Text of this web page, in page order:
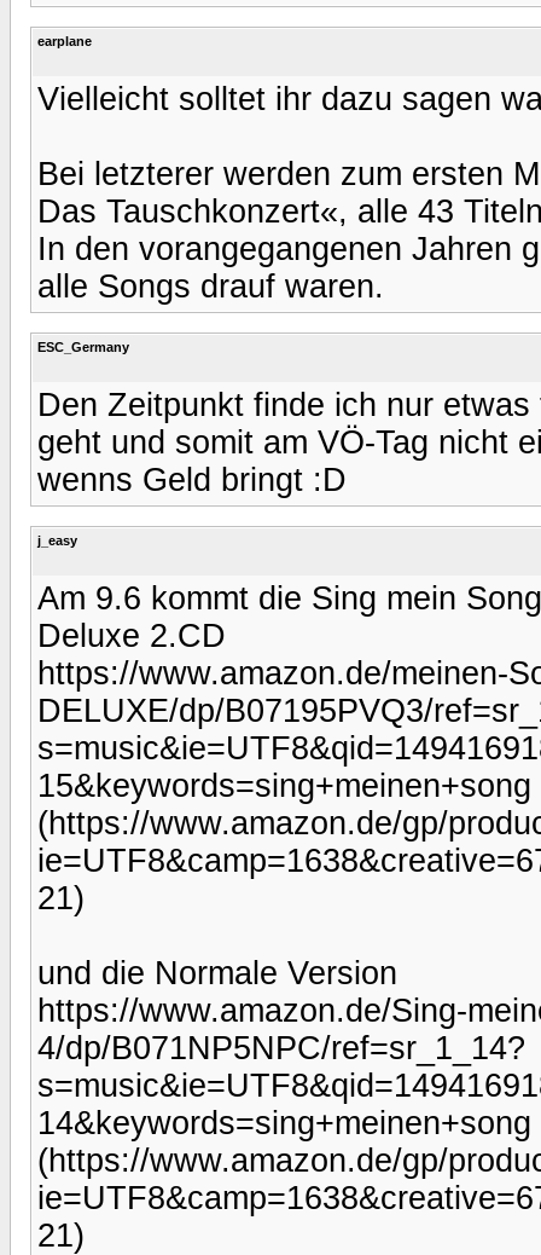
earplane
Vielleicht solltet ihr dazu sagen
Bei letzterer werden zum ersten
Das Tauschkonzert«, alle 43
In den vorangegangenen Jahren
alle Songs drauf waren.
ESC_Germany
Den Zeitpunkt finde ich nur
geht und somit am VÖ-Tag nicht
wenns Geld bringt :D
j_easy
Am 9.6 kommt die Sing mein
Deluxe 2.CD
https://www.amazon.de/meinen-
DELUXE/dp/B07195PVQ3/
15&keywords=sing+meinen+song
(https://www.amazon.de/gp/
21)
und die Normale Version
https://www.amazon.de/Sing-
4/dp/B071NP5NPC/ref=sr_1_14?
14&keywords=sing+meinen+song
(https://www.amazon.de/gp/
21)